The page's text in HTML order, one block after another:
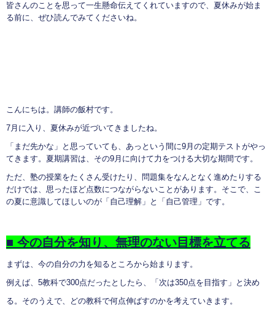
皆さんのことを思って一生懸命伝えてくれていますので、夏休みが始ま
る前に、ぜひ読んでみてくださいね。
こんにちは。講師の飯村です。
7月に入り、夏休みが近づいてきましたね。
「まだ先かな」と思っていても、あっという間に9月の定期テストがやっ
てきます。夏期講習は、その9月に向けて力をつける大切な期間です。
ただ、塾の授業をたくさん受けたり、問題集をなんとなく進めたりする
だけでは、思ったほど点数につながらないことがあります。そこで、こ
の夏に意識してほしいのが「自己理解」と「自己管理」です。
■ 今の自分を知り、無理のない目標を立てる
まずは、今の自分の力を知るところから始まります。
例えば、5教科で300点だったとしたら、「次は350点を目指す」と決め
る。そのうえで、どの教科で何点伸ばすのかを考えていきます。